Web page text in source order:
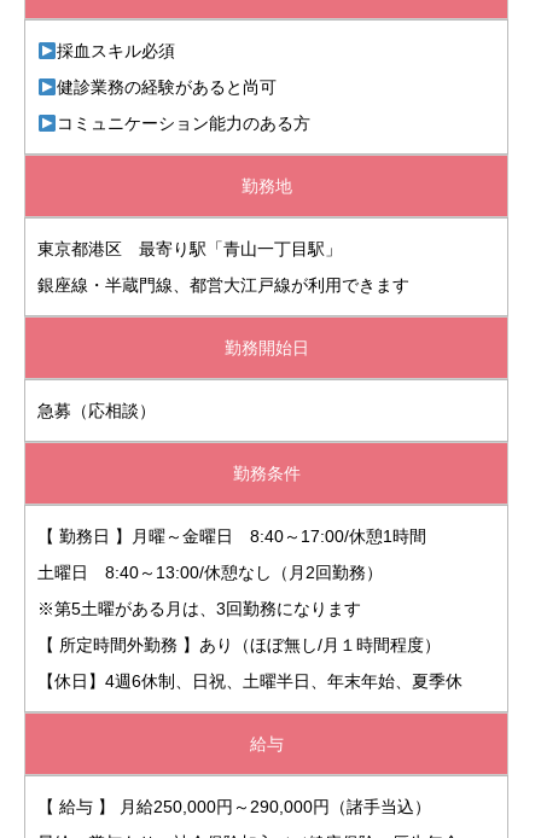
採血スキル必須
健診業務の経験があると尚可
コミュニケーション能力のある方
勤務地
東京都港区 最寄り駅「青山一丁目駅」
銀座線・半蔵門線、都営大江戸線が利用できます
勤務開始日
急募（応相談）
勤務条件
【 勤務日 】月曜～金曜日 8:40～17:00/休憩1時間
土曜日 8:40～13:00/休憩なし（月2回勤務）
※第5土曜がある月は、3回勤務になります
【 所定時間外勤務 】あり（ほぼ無し/月１時間程度）
【休日】4週6休制、日祝、土曜半日、年末年始、夏季休
給与
【 給与 】 月給250,000円～290,000円（諸手当込）